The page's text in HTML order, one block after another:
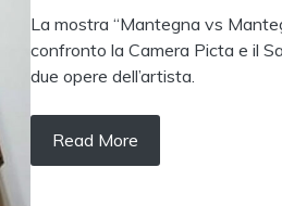
La mostra “Mantegna vs
confronto la Camera Picta e il
due opere dell’artista.
Read More